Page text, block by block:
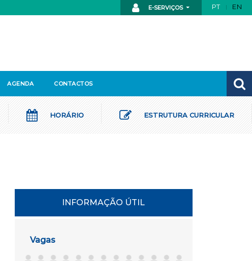
E-SERVIÇOS PT EN
AGENDA CONTACTOS
ESTRUTURA CURRICULAR
HORÁRIO
INFORMAÇÃO ÚTIL
Vagas